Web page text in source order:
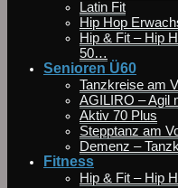
Latin Fit
Hip Hop
Hip & Fit – Hip
50…
Senioren Ü60
Tanzkreise am
AGILIRO – Agil
Aktiv 70 Plus
Stepptanz am
Demenz –
Fitness
Hip & Fit – Hip